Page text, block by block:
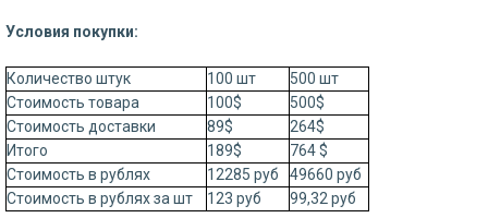
Условия покупки:
Количество штук 100 шт
500 шт
Стоимость товара
100$
500$
Стоимость доставки
89$
264$
Итого
189$
764 $
Стоимость в рублях
12285 руб 49660 руб
Стоимость в рублях за шт
123 руб 99,32 руб